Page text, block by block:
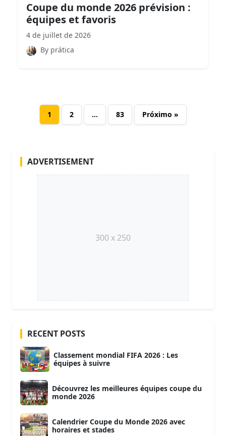
Coupe du monde 2026 prévision :
équipes et favoris
4 de juillet de 2026
By prática
1 2 … 83 Próximo »
ADVERTISEMENT
300 x 250
RECENT POSTS
Classement mondial FIFA 2026 : Les
équipes à suivre
Découvrez les meilleures équipes coupe du
monde 2026
Calendrier Coupe du Monde 2026 avec
horaires et stades